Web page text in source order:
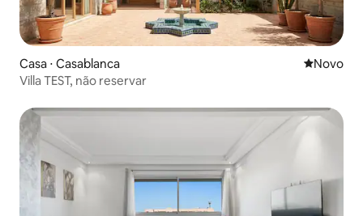
Casa ⋅ Casablanca Novo
Novo
Villa TEST, não reservar